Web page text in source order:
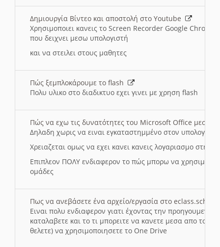
Δημιουργία Βίντεο και αποστολή στο Youtube
Χρησιμοποιει κανεις το Screen Recorder Google Chrome
που δειχνει μεσω υπολογιστή
και να στειλει στους μαθητες
Πώς ξεμπλοκάρουμε το flash
Πολυ υλικο στο διαδικτυο εχει γινει με χρηση flash
Πώς να εχω τις δυνατότητες του Microsoft Office μεσω
Δηλαδη χωρις να ειναι εγκαταστημμένο στον
Χρειαζεται ομως να εχει κανει κανεις λογαριασμο στη
Επιπλεον ΠΟΛΥ ενδιαφερον το πώς μπορω να
ομάδες
Πως να ανεβάσετε ένα αρχείο/εργασία στο eclass.sch.gr
Ειναι πολυ ενδιαφερον γιατι έχοντας την
καταλαβετε και το τι μπορειτε να κανετε μεσα απο το
θελετε) να χρησιμοποιησετε το One Drive